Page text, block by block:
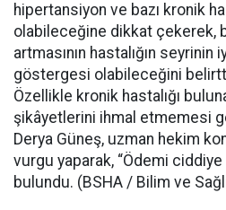
hipertansiyon ve bazı kronik
olabileceğine dikkat çekerek,
artmasının hastalığın seyrinin
göstergesi olabileceğini
Özellikle kronik hastalığı
şikâyetlerini ihmal etmemesi
Derya Güneş, uzman hekim
vurgu yaparak, “Ödemi ciddiye
bulundu. (BSHA / Bilim ve